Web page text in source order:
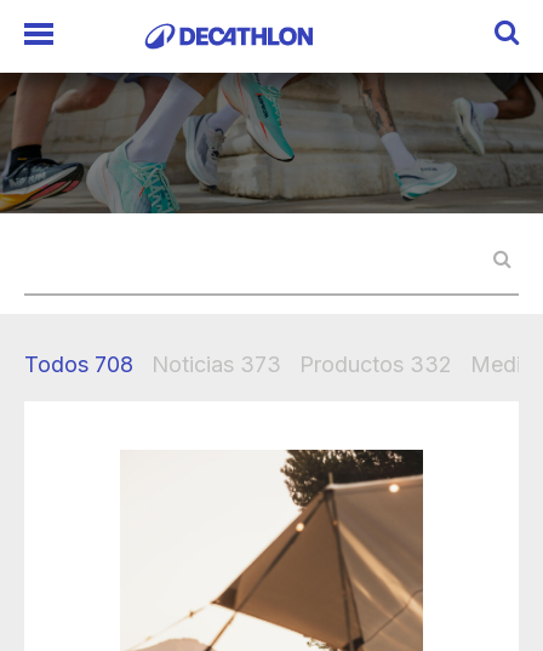
Todos 708 Noticias 373 Productos 332